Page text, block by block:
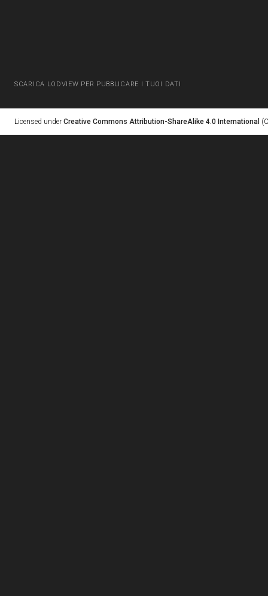
SCARICA LODVIEW PER PUBBLICARE I TUOI DATI
Licensed under Creative Commons Attribution-ShareAlike 4.0 International